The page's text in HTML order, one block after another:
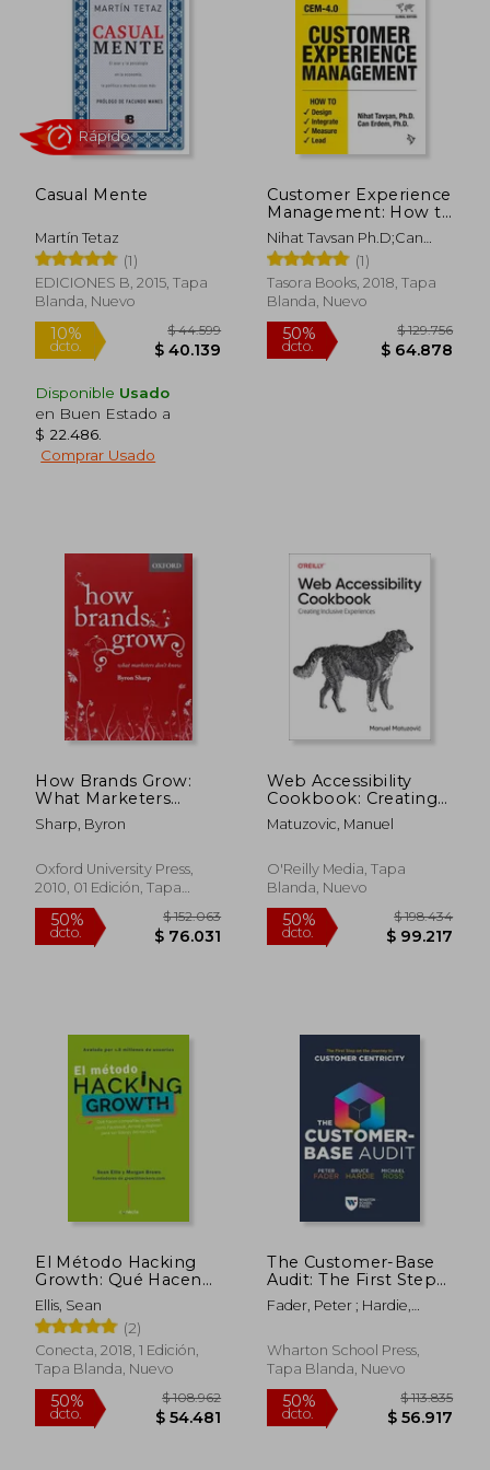
dcto. $
50%
dcto.
$ 96.704
$ 48.352
50%
Casual Mente
Martín Tetaz
(1)
EDICIONES B, 2015, Tapa
Blanda, Nuevo
dcto. $ 40.139
Disponible Usado
en Buen Estado a
$ 22.486
Comprar Usado
Customer Experience
Management: How to
Design, Integrate,
Measure and Lead (en
Inglés)
Nihat Tavsan Ph.D;Can
Erdem Ph.D (1)
Tasora Books, 2018, Tapa
Blanda, Nuevo
dcto. $
How Brands Grow:
What Marketers
Don'T Know (en
Inglés)
Sharp, Byron
Oxford University Press,
2010, 01 Edición, Tapa
Dura, Nuevo
Web Accessibility
Cookbook: Creating
Inclusive Experiences
(en Inglés)
Matuzovic, Manuel
O'Reilly Media, Tapa
Blanda, Nuevo
El Método Hacking
Growth: Qué Hacen
Compañias
Explosivas Como
Facebook, Airbnb Y
Walmart Para Ser
Líderes En El
Growth = Hacking
Grow
Ellis, Sean
(2)
Conecta, 2018, 1 Edición,
Tapa Blanda, Nuevo
The Customer-Base
Audit: The First Step
on the Journey to
Customer Centricity
Fader, Peter ; Hardie,
Wharton School Press,
Tapa Blanda, Nuevo